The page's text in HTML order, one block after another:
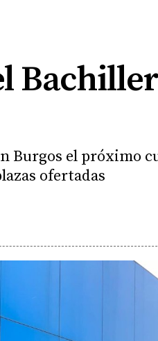
Burgos el próximo
ofertadas